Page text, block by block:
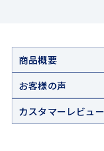
商品概要
お客様の声
カスタマーレビュー